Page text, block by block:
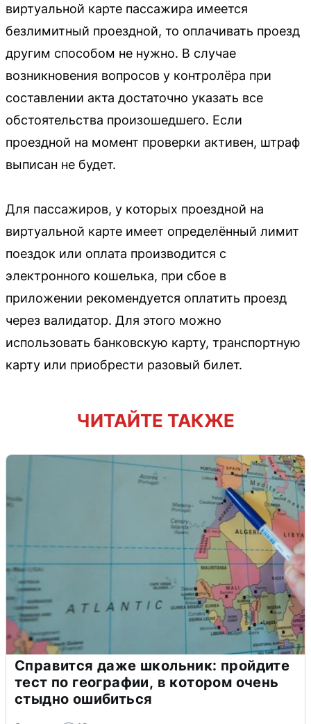
виртуальной карте пассажира имеется
безлимитный проездной, то оплачивать проезд
другим способом не нужно. В случае
возникновения вопросов у контролёра при
составлении акта достаточно указать все
обстоятельства произошедшего. Если
проездной на момент проверки активен, штраф
выписан не будет.
Для пассажиров, у которых проездной на
виртуальной карте имеет определённый лимит
поездок или оплата производится с
электронного кошелька, при сбое в
приложении рекомендуется оплатить проезд
через валидатор. Для этого можно
использовать банковскую карту, транспортную
карту или приобрести разовый билет.
ЧИТАЙТЕ ТАКЖЕ
Справится даже школьник: пройдите
тест по географии, в котором очень
стыдно ошибиться